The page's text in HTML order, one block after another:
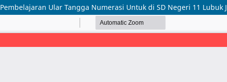
Ular Tangga Numerasi Untuk di SD Negeri 11 Lubuk